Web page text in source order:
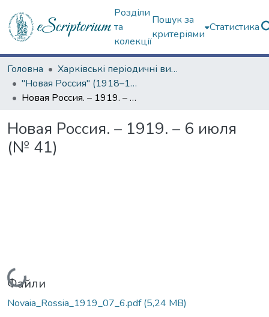
Розділи
та
колекції
Пошук за
критеріями
Статистика
Головна
Харківські періодичні видання
"Новая Россия" (1918–1919 гг.)
Новая Россия. – 1919. – 6 июля (№ 41)
Новая Россия. – 1919. – 6 июля
(№ 41)
Вантажиться...
Файли
Novaia_Rossia_1919_07_6.pdf(5,24 MB)